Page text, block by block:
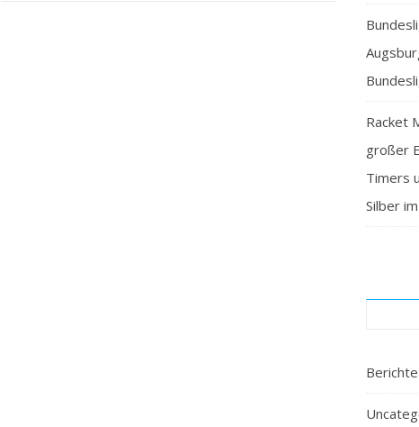
Racket
großer
Timers
Silber
Berichte